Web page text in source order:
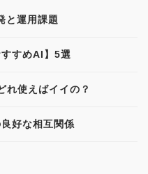
と運用課題
すめAI】5選
れ使えばイイの？
好な相互関係